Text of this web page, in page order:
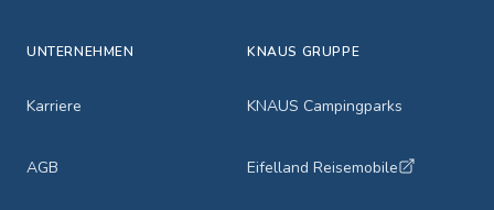
UNTERNEHMEN
Karriere
AGB
KNAUS GRUPPE
KNAUS Campingparks
Eifelland Reisemobile